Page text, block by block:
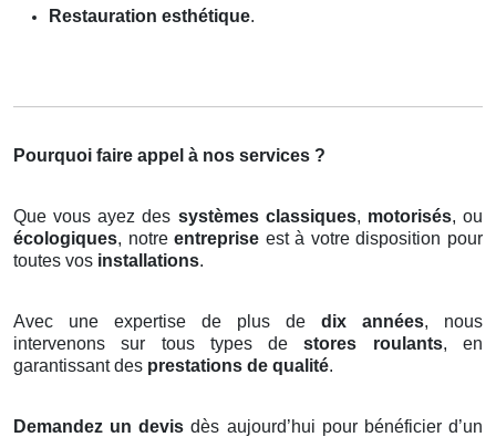
Restauration esthétique.
Pourquoi faire appel à nos services ?
Que vous ayez des systèmes classiques, motorisés, ou
écologiques, notreentreprise est à votre disposition pour
toutes vos installations.
Avec une expertise de plus de dix années, nous
intervenons sur tous types destores roulants, en
garantissant des prestations de qualité.
Demandez un devis dès aujourd’hui pour bénéficier d’un